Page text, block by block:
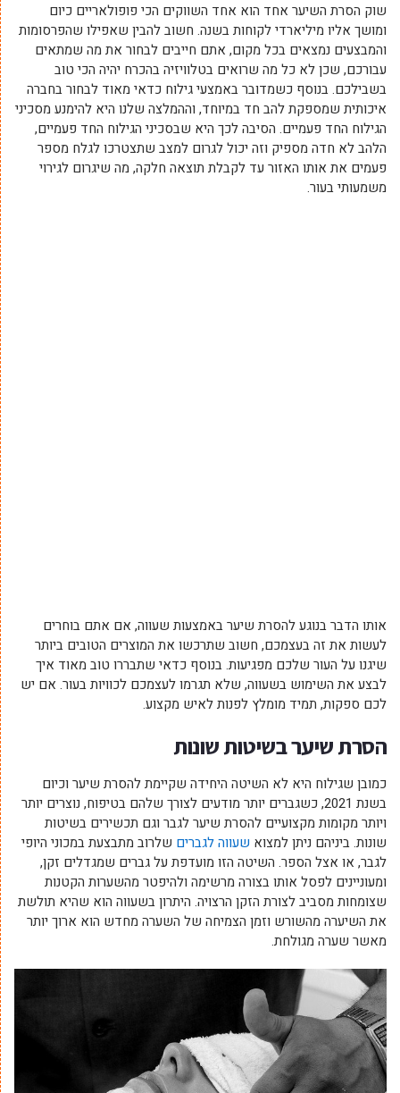
שוק הסרת השיער אחד הוא אחד השווקים הכי פופולאריים כיום
ומושך אליו מיליארדי לקוחות בשנה. חשוב להבין שאפילו שהפרסומות
והמבצעים נמצאים בכל מקום, אתם חייבים לבחור את מה שמתאים
עבורכם, שכן לא כל מה שרואים בטלוויזיה בהכרח יהיה הכי טוב
בשבילכם. בנוסף כשמדובר באמצעי גילוח כדאי מאוד לבחור בחברה
איכותית שמספקת להב חד במיוחד, וההמלצה שלנו היא להימנע מסכיני
הגילוח החד פעמיים. הסיבה לכך היא שבסכיני הגילוח החד פעמיים,
הלהב לא חדה מספיק וזה יכול לגרום למצב שתצטרכו לגלח מספר
פעמים את אותו האזור עד לקבלת תוצאה חלקה, מה שיגרום לגירוי
משמעותי בעור.
אותו הדבר בנוגע להסרת שיער באמצעות שעווה, אם אתם בוחרים
לעשות את זה בעצמכם, חשוב שתרכשו את המוצרים הטובים ביותר
שיגנו על העור שלכם מפגיעות. בנוסף כדאי שתבררו טוב מאוד איך
לבצע את השימוש בשעווה, שלא תגרמו לעצמכם לכוויות בעור. אם יש
לכם ספקות, תמיד מומלץ לפנות לאיש מקצוע.
הסרת שיער בשיטות שונות
כמובן שגילוח היא לא השיטה היחידה שקיימת להסרת שיער וכיום
בשנת 2021, כשגברים יותר מודעים לצורך שלהם בטיפוח, נוצרים יותר
ויותר מקומות מקצועיים להסרת שיער לגבר וגם תכשירים בשיטות
שונות. ביניהם ניתן למצוא שעווה לגברים שלרוב מתבצעת במכוני היופי
לגבר, או אצל הספר. השיטה הזו מועדפת על גברים שמגדלים זקן,
ומעוניינים לפסל אותו בצורה מרשימה ולהיפטר מהשערות הקטנות
שצומחות מסביב לצורת הזקן הרצויה. היתרון בשעווה הוא שהיא תולשת
את השיערה מהשורש וזמן הצמיחה של השערה מחדש הוא ארוך יותר
מאשר שערה מגולחת.